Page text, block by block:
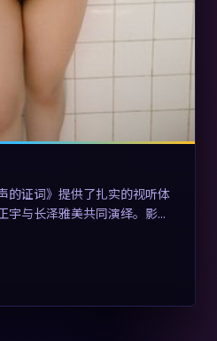
的证词》提供了扎实的视听体
宇与长泽雅美共同演绎。影片
容在罪案类型框架内探讨制度
清流畅、人物关系与情节反
「澳大利亚电影」的用户。